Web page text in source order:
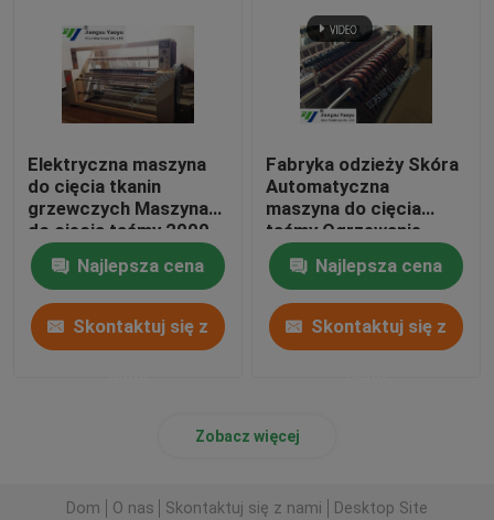
Elektryczna maszyna
do cięcia tkanin
grzewczych Maszyna
do cięcia taśmy 2000
Typ Efficiency
Najlepsza cena
Skontaktuj się z
Fabryka odzieży Skóra
Automatyczna
maszyna do cięcia
taśmy Ogrzewanie
elektryczne
Najlepsza cena
Skontaktuj się z
Zobacz więcej
Dom O nas Skontaktuj się z nami Desktop Site